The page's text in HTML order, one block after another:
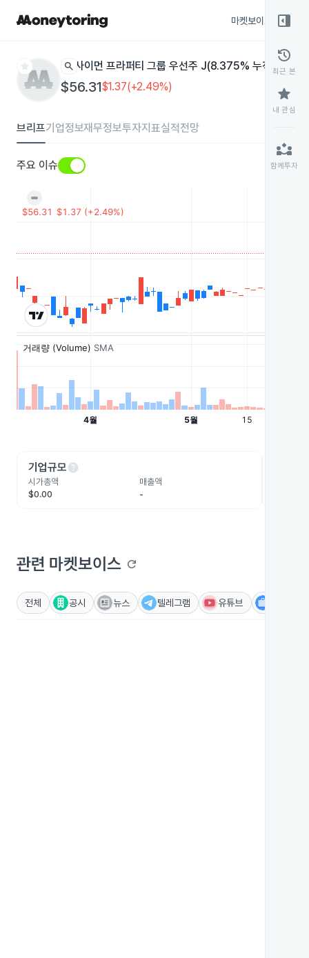
마켓보이스
star search 사이먼 프라퍼티 그룹 우선주 J(8.375% 누적 상환)
$56.31$1.37(+2.49%)
브리프기업정보재무정보투자지표실적전망
주요 이슈
기업규모help
시가총액
$0.00
매출액
-
관련 마켓보이스 refresh
전체 공시 뉴스 텔레그램 유튜브
right_panel_open
history
최근 본
star
내 관심
partner_exchange
함께투자